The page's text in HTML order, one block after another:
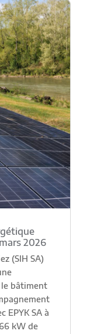
2026
(SIH SA)
bâtiment
EPYK SA à
kW de